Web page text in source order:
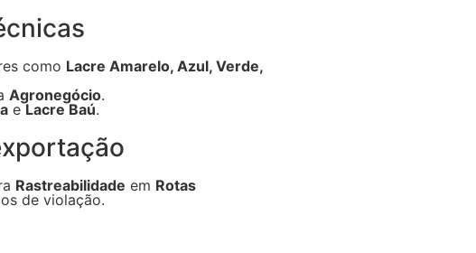
como Lacre Amarelo, Azul, Verde,
Agronegócio.
eLacre Baú.
Rastreabilidade em Rotas
de violação.